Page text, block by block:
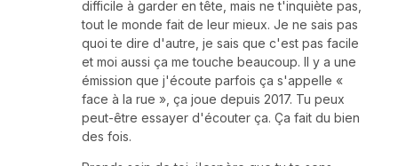
difficile à garder en tête, mais ne t'inquiète pas,
tout le monde fait de leur mieux. Je ne sais pas
quoi te dire d'autre, je sais que c'est pas facile
et moi aussi ça me touche beaucoup. Il y a une
émission que j'écoute parfois ça s'appelle «
face à la rue », ça joue depuis 2017. Tu peux
peut-être essayer d'écouter ça. Ça fait du bien
des fois.